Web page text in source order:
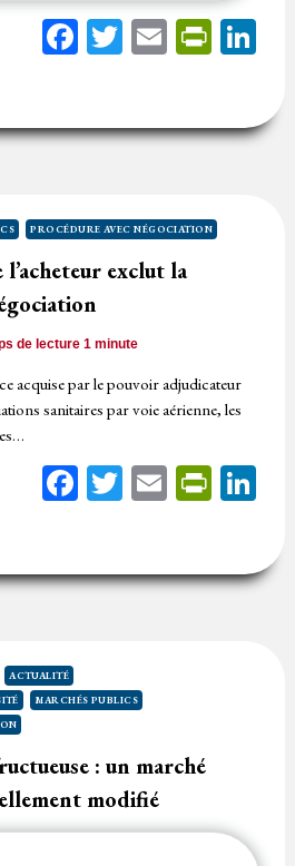
Facebook
Twitter
Email
PROCÉDURE AVEC NÉGOCIATION
exclut la
de lecture1 minute
acquise par le pouvoir adjudicateur
sanitaires par voie aérienne, les
Facebook
Twitter
Email
ACTUALITÉ
MARCHÉS PUBLICS
: un marché
modifié